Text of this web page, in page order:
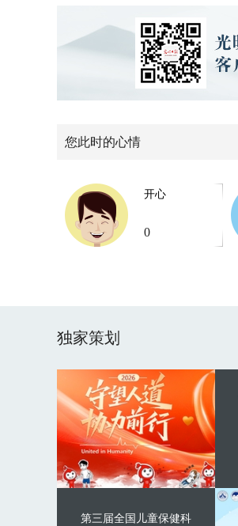
您此时的心情
开心
0
独家策划
第三届全国儿童保健科